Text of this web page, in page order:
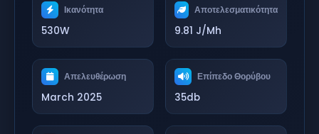
Ικανότητα
530W
Αποτελεσματικότητα
9.81 J/Mh
Απελευθέρωση
March 2025
Επίπεδο Θορύβου
35db